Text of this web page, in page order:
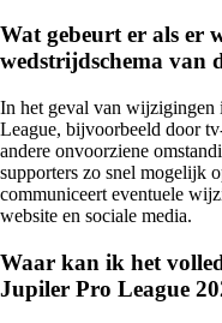
Wat gebeurt er als er
wedstrijdschema van
In het geval van wijzigingen
League, bijvoorbeeld door
andere onvoorziene
supporters zo snel mogelijk
communiceert eventuele
website en sociale media.
Waar kan ik het
Jupiler Pro League